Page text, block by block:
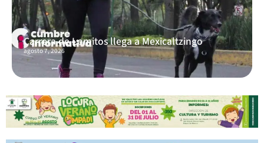
Carrera de Lomitos llega a Mexicaltzingo
agosto 7, 2026